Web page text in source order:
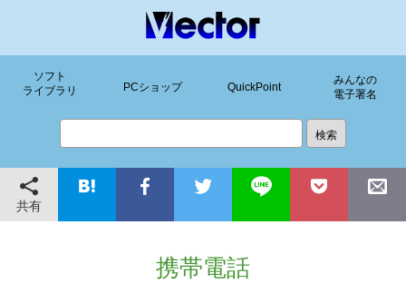
ソフト
ライブラリ
PCショップ QuickPoint
みんなの
電子署名
共有
携帯電話